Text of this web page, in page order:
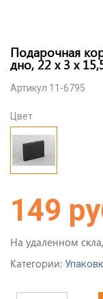
Подарочная
дно, 22 х 3 х
Артикул 11-6795
Цвет
149
На удаленном
Категории: